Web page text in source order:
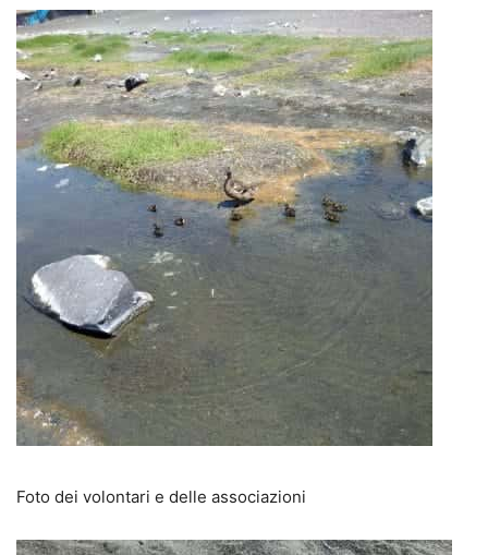
Foto dei volontari e delle associazioni